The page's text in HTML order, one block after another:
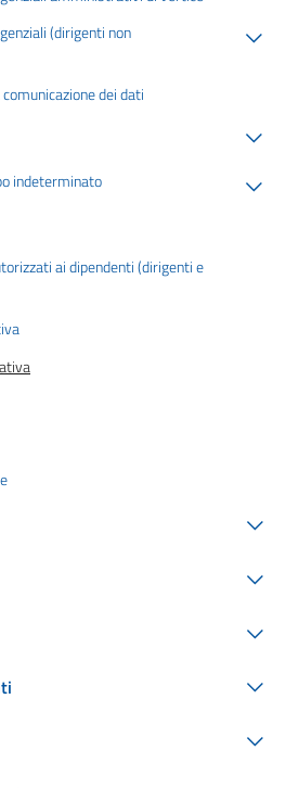
(dirigenti non
dei dati
indeterminato
ai dipendenti (dirigenti e